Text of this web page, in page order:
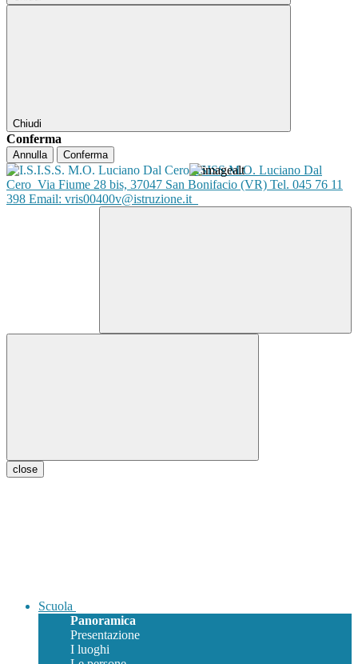
Chiudi
Conferma
Annulla Conferma
ISISS M.O. Luciano Dal
Cero Via Fiume 28 bis, 37047 San Bonifacio (VR) Tel. 045 76 11
398 Email: vris00400v@istruzione.it
close
Scuola
Panoramica
Presentazione
I luoghi